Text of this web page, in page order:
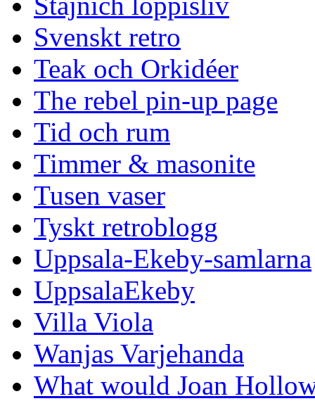
Svenskt retro
Teak och Orkidéer
The rebel pin-up page
Tid och rum
Timmer & masonite
Tusen vaser
Tyskt retroblogg
Uppsala-Ekeby-samlarna
UppsalaEkeby
Villa Viola
Wanjas Varjehanda
What would Joan